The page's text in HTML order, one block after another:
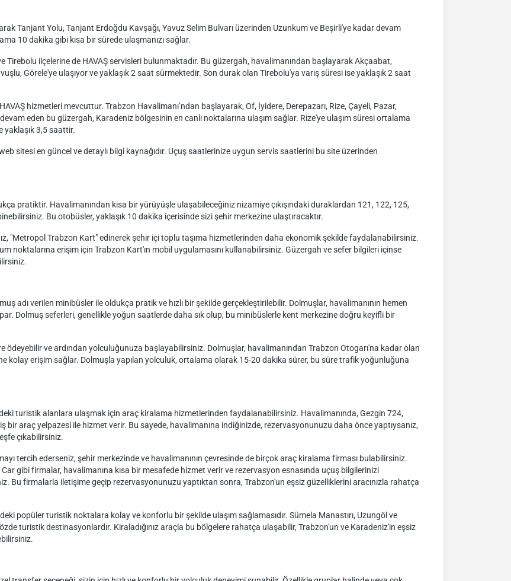
Tanjant Yolu, Tanjant Erdoğdu Kavşağı, Yavuz Selim Bulvarı üzerinden Uzunkum ve Beşirli'ye kadar devam
10 dakika gibi kısa bir sürede ulaşmanızı sağlar.
Tirebolu ilçelerine de HAVAŞ servisleri bulunmaktadır. Bu güzergah, havalimanından başlayarak Akçaabat,
Görele'ye ulaşıyor ve yaklaşık 2 saat sürmektedir. Son durak olan Tirebolu'ya varış süresi ise yaklaşık 2 saat
hizmetleri mevcuttur. Trabzon Havalimanı’ndan başlayarak, Of, İyidere, Derepazarı, Rize, Çayeli, Pazar,
eden bu güzergah, Karadeniz bölgesinin en canlı noktalarına ulaşım sağlar. Rize'ye ulaşım süresi ortalama
yaklaşık 3,5 saattir.
sitesi en güncel ve detaylı bilgi kaynağıdır. Uçuş saatlerinize uygun servis saatlerini bu site üzerinden
pratiktir. Havalimanından kısa bir yürüyüşle ulaşabileceğiniz nizamiye çıkışındaki duraklardan 121, 122, 125,
Bu otobüsler, yaklaşık 10 dakika içerisinde sizi şehir merkezine ulaştıracaktır.
"Metropol Trabzon Kart" edinerek şehir içi toplu taşıma hizmetlerinden daha ekonomik şekilde faydalanabilirsiniz.
noktalarına erişim için Trabzon Kart'ın mobil uygulamasını kullanabilirsiniz. Güzergah ve sefer bilgileri içinse
adı verilen minibüsler ile oldukça pratik ve hızlı bir şekilde gerçekleştirilebilir. Dolmuşlar, havalimanının hemen
Dolmuş seferleri, genellikle yoğun saatlerde daha sık olup, bu minibüslerle kent merkezine doğru keyifli bir
ve ardından yolculuğunuza başlayabilirsiniz. Dolmuşlar, havalimanından Trabzon Otogarı'na kadar olan
kolay erişim sağlar. Dolmuşla yapılan yolculuk, ortalama olarak 15-20 dakika sürer, bu süre trafik yoğunluğuna
turistik alanlara ulaşmak için araç kiralama hizmetlerinden faydalanabilirsiniz. Havalimanında, Gezgin 724,
bir araç yelpazesi ile hizmet verir. Bu sayede, havalimanına indiğinizde, rezervasyonunuzu daha önce yaptıysanız,
çıkabilirsiniz.
tercih ederseniz, şehir merkezinde ve havalimanının çevresinde de birçok araç kiralama firması bulabilirsiniz.
gibi firmalar, havalimanına kısa bir mesafede hizmet verir ve rezervasyon esnasında uçuş bilgilerinizi
Bu firmalarla iletişime geçip rezervasyonunuzu yaptıktan sonra, Trabzon'un eşsiz güzelliklerini aracınızla rahatça
popüler turistik noktalara kolay ve konforlu bir şekilde ulaşım sağlamasıdır. Sümela Manastırı, Uzungöl ve
turistik destinasyonlardır. Kiraladığınız araçla bu bölgelere rahatça ulaşabilir, Trabzon'un ve Karadeniz'in eşsiz